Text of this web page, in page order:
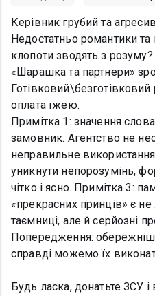
Керівник грубий та
Недостатньо романтики
клопоти зводять з
«Шарашка та партнери»
оплата їжею.
Примітка 1: значення
замовник. Агентство не
неправильне
уникнути непорозумінь,
чітко і ясно. Примітка 3:
«прекрасних принців» є
таємниці, але й серйозні
Попередження:
справді можемо їх
Будь ласка, донатьте ЗСУ і